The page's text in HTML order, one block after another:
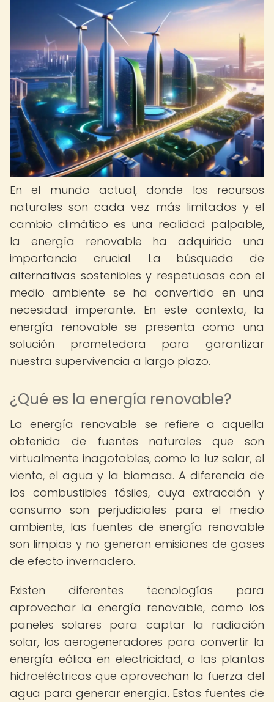
En el mundo actual, donde los recursos
naturales son cada vez más limitados y el
cambio climático es una realidad palpable,
la energía renovable ha adquirido una
importancia crucial. La búsqueda de
alternativas sostenibles y respetuosas con el
medio ambiente se ha convertido en una
necesidad imperante. En este contexto, la
energía renovable se presenta como una
solución prometedora para garantizar
nuestra supervivencia a largo plazo.
¿Qué es la energía renovable?
La energía renovable se refiere a aquella
obtenida de fuentes naturales que son
virtualmente inagotables, como la luz solar, el
viento, el agua y la biomasa. A diferencia de
los combustibles fósiles, cuya extracción y
consumo son perjudiciales para el medio
ambiente, las fuentes de energía renovable
son limpias y no generan emisiones de gases
de efecto invernadero.
Existen diferentes tecnologías para
aprovechar la energía renovable, como los
paneles solares para captar la radiación
solar, los aerogeneradores para convertir la
energía eólica en electricidad, o las plantas
hidroeléctricas que aprovechan la fuerza del
agua para generar energía. Estas fuentes de